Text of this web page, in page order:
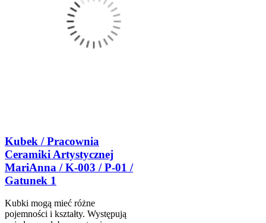
Kubek / Pracownia
Ceramiki Artystycznej
MariAnna / K-003 / P-01 /
Gatunek 1
Kubki mogą mieć różne
pojemności i kształty. Występują